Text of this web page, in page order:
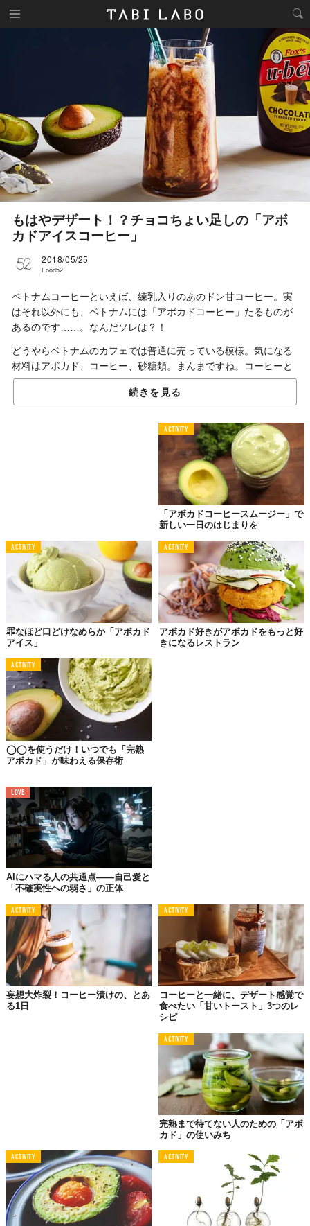
もはやデザート！？チョコちょい足しの「アボ
カドアイスコーヒー」
2018/05/25
Food52
ベトナムコーヒーといえば、練乳入りのあのドン甘コーヒー。実
はそれ以外にも、ベトナムには「アボカドコーヒー」たるものが
あるのです……。なんだソレは？！
どうやらベトナムのカフェでは普通に売っている模様。気になる
材料はアボカド、コーヒー、砂糖類。まんまですね。コーヒーと
ありますが、どちらかといえばスムージーのほうが近いです。
「Food52」のPat Tanumihardjaさんが提案するのは、甘さ控えめ
の乳製品抜きバージョン。読んでいるだけでも甘ったるい。で
も、コーヒーの苦さとアボカドのクリーミーさが絶妙にマッチす
る、なんてことも……。これは試してみるしかないですよ！
食後の一杯とデザートを合体！
「アボカドアイスコーヒー」
人によるかもしれないけれど、このデザートドリンクは誰もが欲
しがる“すべて”が備わっている、と私は思っています。つまりア
クの全部入り）」、練乳、チョコレートシロップやシュガーシロ
ップまで。
私が提案する乳製品抜きバージョンでは、精製された砂糖は少な
め、ココナッツミルクにココナッツウォーターを組み合わせてつ
くりました。
材料：2人分
ココナッツシュガーもしくはブラウンシュガー：適量
濃いめのコーヒー：1/2カップ
ココナッツミルク：1/2カップ（私はChaokohというブラン
ドが好き）
ココナッツウォーター：1/2カップ
熟成アボカド（半分に切り、種をくり抜く）：中サイズ1個
【1】コーヒーが温かいうちに砂糖を入れて、冷ます。
【2】注ぎ口がついた大きめの容器（私は3カップ分の軽量カップ
を使用）にココナッツミルク、ココナッツウォーター、コーヒー
を入れる。味を見て、お好みでコーヒー、もしくは砂糖を足して
続きを見る
ACTIVITY
「アボカドコーヒースムージー」で
新しい一日のはじまりを
ACTIVITY
罪なほど口どけなめらか「アボカド
アイス」
ACTIVITY
アボカド好きがアボカドをもっと好
きになるレストラン
ACTIVITY
◯◯を使うだけ！いつでも「完熟
アボカド」が味わえる保存術
LOVE
AIにハマる人の共通点——自己愛と
「不確実性への弱さ」の正体
ACTIVITY
妄想大炸裂！コーヒー漬けの、とあ
る1日
ACTIVITY
コーヒーと一緒に、デザート感覚で
食べたい「甘いトースト」3つのレ
シピ
ACTIVITY
完熟まで待てない人のための「アボ
カド」の使いみち
ACTIVITY ACTIVITY